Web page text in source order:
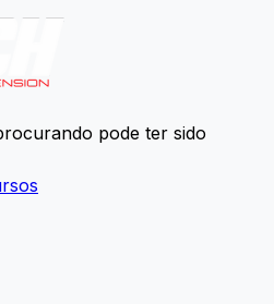
pode ter sido